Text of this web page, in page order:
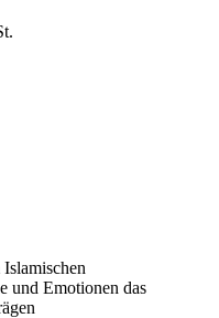
und Emotionen das